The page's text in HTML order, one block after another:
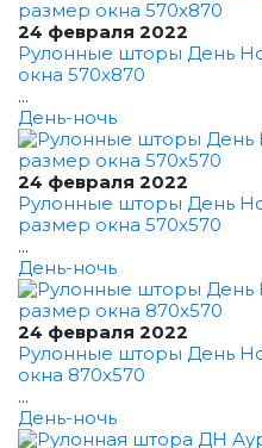
24 февраля 2022
Рулонные шторы День
окна 570x870
...
День-ночь
24 февраля 2022
Рулонные шторы День
размер окна 570x570
...
День-ночь
24 февраля 2022
Рулонные шторы День
окна 870x570
...
День-ночь